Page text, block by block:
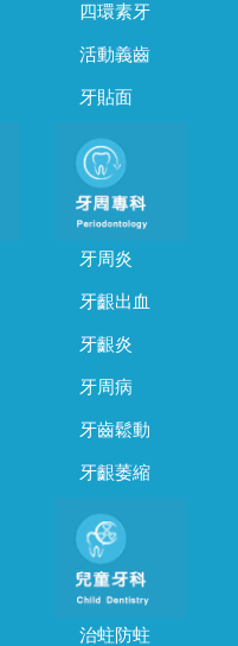
四環素牙
活動義齒
牙貼面
牙周炎
牙齦出血
牙齦炎
牙周病
牙齒鬆動
牙齦萎縮
治蛀防蛀